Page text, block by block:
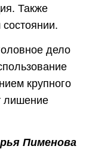
Также
дело
крупного
лишение
Пименова